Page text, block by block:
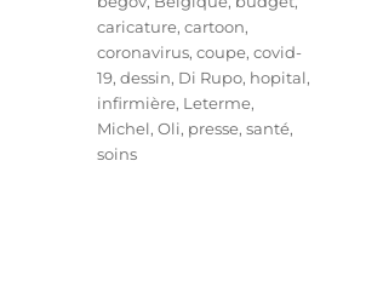
caricature,cartoon,
coronavirus,coupe,covid-
19,dessin, Di Rupo, hopital,
infirmière, Leterme,
Michel,Oli, presse,santé,
soins